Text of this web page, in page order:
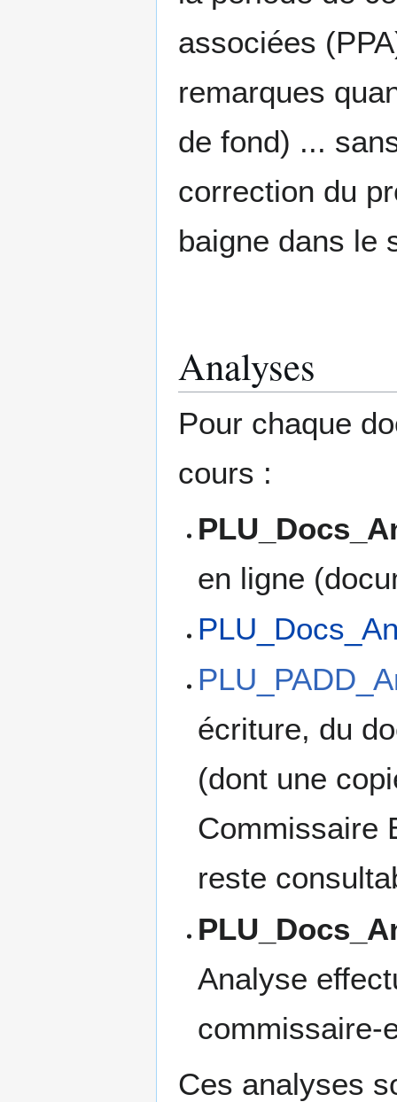
associées
remarques
de fond) ...
correction du
baigne dans le
Analyses
Pour chaque
cours :
en ligne
écriture, du
(dont une
Commissaire
reste
Analyse
commissaire-
Ces analyses